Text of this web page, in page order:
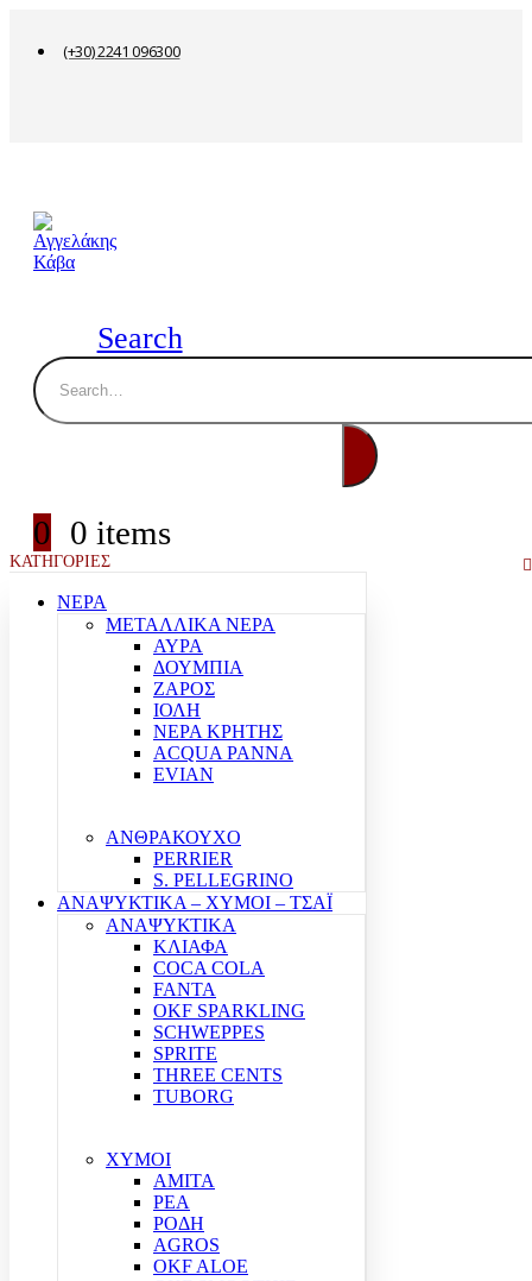
(+30) 2241 096300
Search
0 0 items
ΚΑΤΗΓΟΡΙΕΣ
ΝΕΡΑ
ΜΕΤΑΛΛΙΚΑ ΝΕΡΑ
ΑΥΡΑ
ΔΟΥΜΠΙΑ
ΖΑΡΟΣ
ΙΟΛΗ
ΝΕΡΑ ΚΡΗΤΗΣ
ACQUA PANNA
EVIAN
ΑΝΘΡΑΚΟΥΧΟ
PERRIER
S. PELLEGRINO
ΑΝΑΨΥΚΤΙΚΑ – ΧΥΜΟΙ – ΤΣΑΪ
ΑΝΑΨΥΚΤΙΚΑ
ΚΛΙΑΦΑ
COCA COLA
FANTA
OKF SPARKLING
SCHWEPPES
SPRITE
THREE CENTS
TUBORG
ΧΥΜΟΙ
ΑΜΙΤΑ
ΡΕΑ
ΡΟΔΗ
AGROS
OKF ALOE